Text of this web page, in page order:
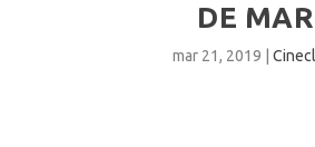
DE
mar 21, 2019